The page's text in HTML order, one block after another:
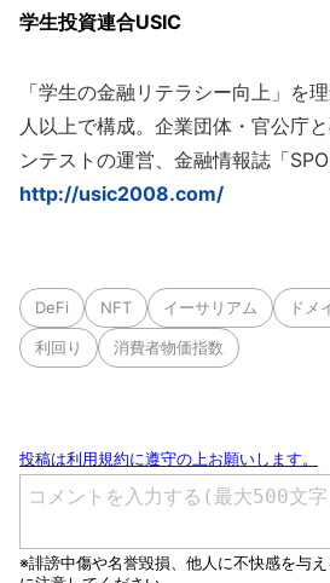
学生投資連合USIC
「学生の金融リテラシー向上」を
人以上で構成。企業団体・官公庁
ンテストの運営、金融情報誌「
http://usic2008.com/
DeFi NFT イーサリアム ドメ
利回り 消費者物価指数